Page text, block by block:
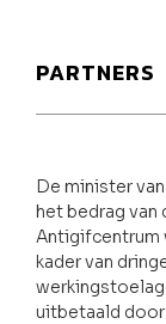
PARTNERS
De minister
het bedrag van
Antigifcentrum
kader van
uitbetaald